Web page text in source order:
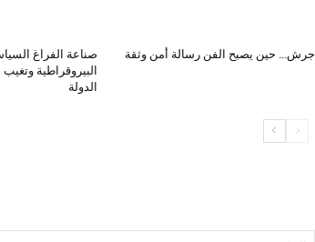
جرش… حين يصبح الفن رسالة أمن وثقة
صناعة الفراغ
البيروقراطية
الدولة